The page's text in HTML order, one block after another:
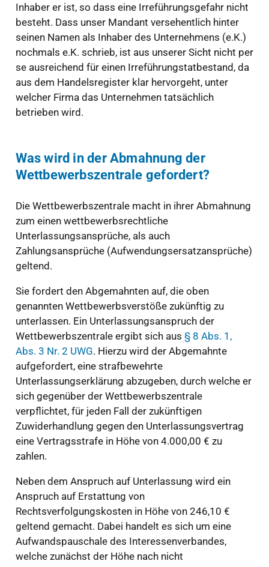
Inhaber er ist, so dass eine Irreführungsgefahr nicht
besteht. Dass unser Mandant versehentlich hinter
seinen Namen als Inhaber des Unternehmens (e.K.)
nochmals e.K. schrieb, ist aus unserer Sicht nicht per
se ausreichend für einen Irreführungstatbestand, da
aus dem Handelsregister klar hervorgeht, unter
welcher Firma das Unternehmen tatsächlich
betrieben wird.
Was wird in der Abmahnung der
Wettbewerbszentrale gefordert?
Die Wettbewerbszentrale macht in ihrer Abmahnung
zum einen wettbewerbsrechtliche
Unterlassungsansprüche, als auch
Zahlungsansprüche (Aufwendungsersatzansprüche)
geltend.
Sie fordert den Abgemahnten auf, die oben
genannten Wettbewerbsverstöße zukünftig zu
unterlassen. Ein Unterlassungsanspruch der
Wettbewerbszentrale ergibt sich aus § 8 Abs. 1,
Abs. 3 Nr. 2 UWG. Hierzu wird der Abgemahnte
aufgefordert, eine strafbewehrte
Unterlassungserklärung abzugeben, durch welche er
sich gegenüber der Wettbewerbszentrale
verpflichtet, für jeden Fall der zukünftigen
Zuwiderhandlung gegen den Unterlassungsvertrag
eine Vertragsstrafe in Höhe von 4.000,00 € zu
zahlen.
Neben dem Anspruch auf Unterlassung wird ein
Anspruch auf Erstattung von
Rechtsverfolgungskosten in Höhe von 246,10 €
geltend gemacht. Dabei handelt es sich um eine
Aufwandspauschale des Interessenverbandes,
welche zunächst der Höhe nach nicht